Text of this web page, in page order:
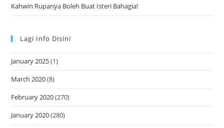
Kahwin Rupanya Boleh Buat Isteri Bahagia!
Lagi Info Disini
January 2025(1)
March 2020(8)
February 2020(270)
January 2020(280)